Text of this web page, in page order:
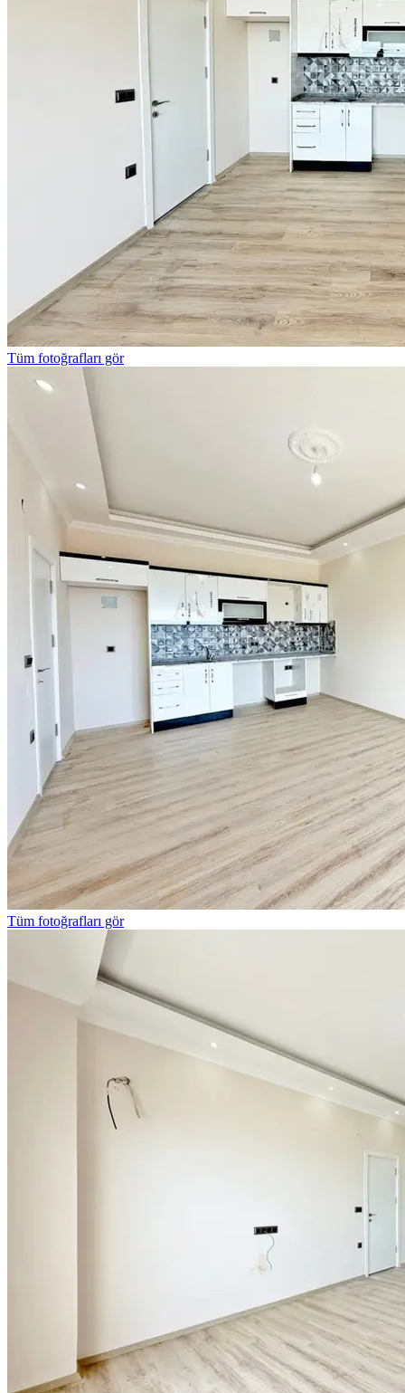
Tüm fotoğrafları gör
Tüm fotoğrafları gör